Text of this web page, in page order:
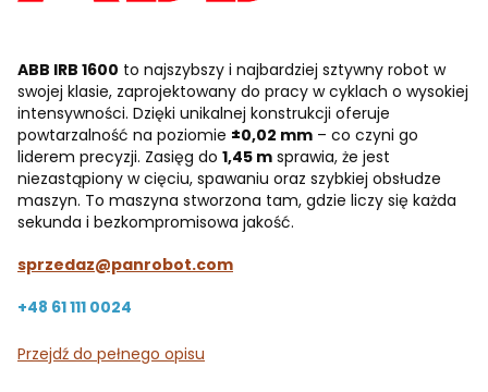
ABB IRB 1600 to najszybszy i najbardziej sztywny robot w
swojej klasie, zaprojektowany do pracy w cyklach o wysokiej
intensywności. Dzięki unikalnej konstrukcji oferuje
powtarzalność na poziomie ±0,02 mm – co czyni go
liderem precyzji. Zasięg do 1,45 m sprawia, że jest
niezastąpiony w cięciu, spawaniu oraz szybkiej obsłudze
maszyn. To maszyna stworzona tam, gdzie liczy się każda
sekunda i bezkompromisowa jakość.
sprzedaz@panrobot.com
+48 61 111 0024
Przejdź do pełnego opisu